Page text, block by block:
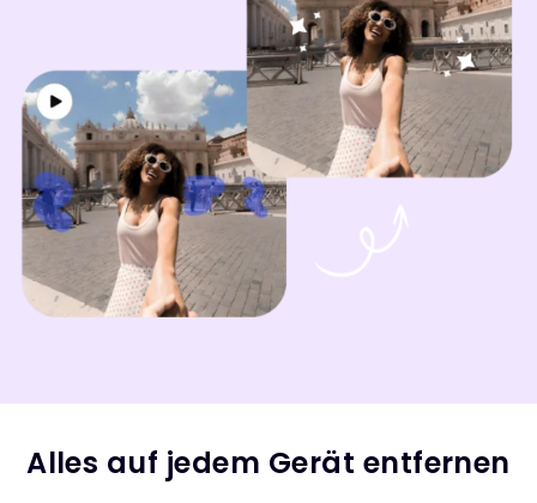
Alles auf jedem Gerät entfernen